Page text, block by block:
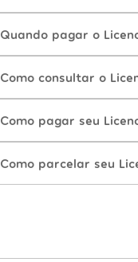
Quando pagar o
Como consultar o
Como pagar seu
Como parcelar seu